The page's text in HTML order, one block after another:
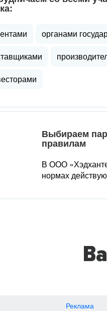
органами
Выбираем
правилам
В ООО
нормах
Реклама